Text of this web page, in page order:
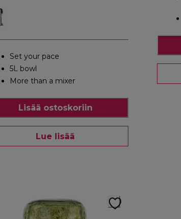
Set your pace
5L bowl
More than a mixer
Lisää ostoskoriin
Lue lisää